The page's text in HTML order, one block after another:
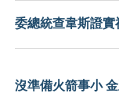
委總統查韋斯證
沒準備火箭事小